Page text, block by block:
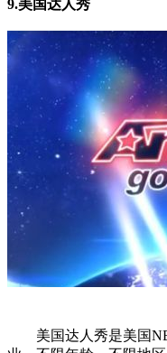
9.美国达人秀
美国达人秀是美国